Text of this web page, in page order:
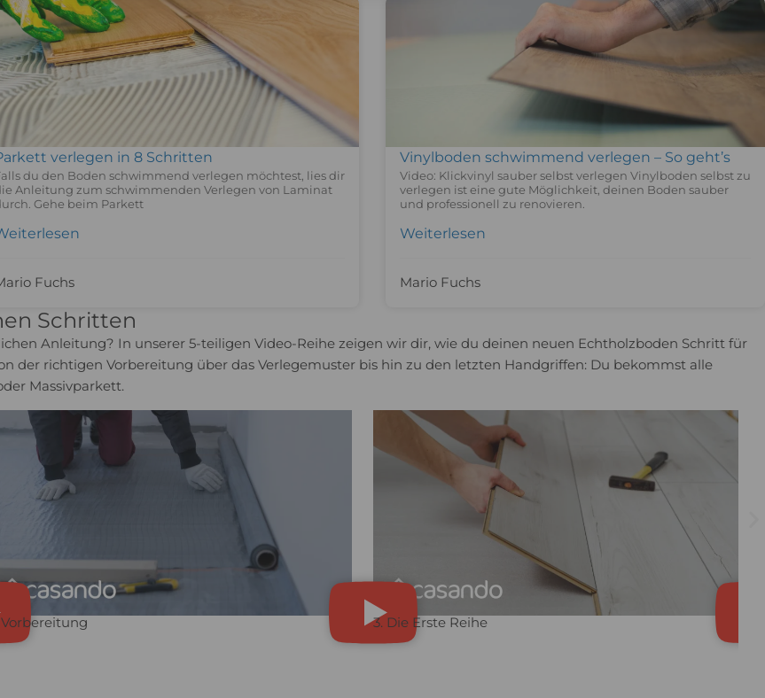
verlegen in 8 Schritten
du den Boden schwimmend verlegen möchtest, lies dir
Anleitung zum schwimmenden Verlegen von Laminat
Gehe beim Parkett
Fuchs
Vinylboden schwimmend verlegen – So geht’s
Video: Klickvinyl sauber selbst verlegen Vinylboden selbst zu
verlegen ist eine gute Möglichkeit, deinen Boden sauber
und professionell zu renovieren.
Weiterlesen
Mario Fuchs
Schritten
Anleitung? In unserer 5-teiligen Video-Reihe zeigen wir dir, wie du deinen neuen Echtholzboden Schritt für
der richtigen Vorbereitung über das Verlegemuster bis hin zu den letzten Handgriffen: Du bekommst alle
Massivparkett.
Vorbereitung 3. Die Erste Reihe ​